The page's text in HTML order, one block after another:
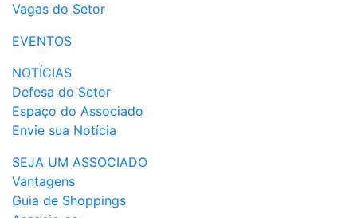
Vagas do Setor
EVENTOS
NOTÍCIAS
Defesa do Setor
Espaço do Associado
Envie sua Notícia
SEJA UM ASSOCIADO
Vantagens
Guia de Shoppings